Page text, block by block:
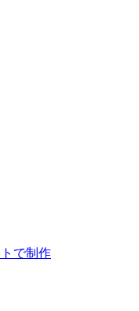
で制作